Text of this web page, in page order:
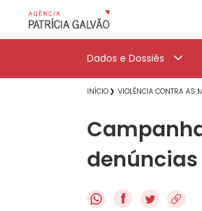
Dados e Dossiês
INÍCIO VIOLÊNCIA CONTRA AS
denúncias
f